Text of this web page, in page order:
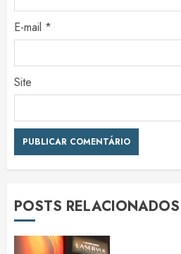
E-mail *
Site
POSTS RELACIONADOS